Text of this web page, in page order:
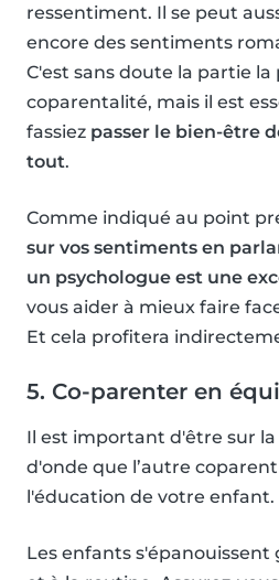
ressentiment. Il se peut
encore des sentiments
C'est sans doute la partie la
coparentalité, mais il est
fassiez passer le bien-être
tout.
Comme indiqué au point
sur vos sentiments en
un psychologue est une
vous aider à mieux faire
Et cela profitera
5. Co-parenter en
Il est important d'être sur
d'onde que l’autre
l'éducation de votre enfant.
Les enfants s'épanouissent